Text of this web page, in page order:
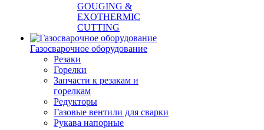
GOUGING &
EXOTHERMIC
CUTTING
Газосварочное оборудование
Резаки
Горелки
Запчасти к резакам и
горелкам
Редукторы
Газовые вентили для сварки
Рукава напорные